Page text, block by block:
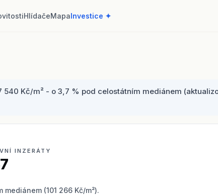
HlídačeMapaInvestice ✦
Kč/m² - o 3,7 % pod celostátním mediánem
INZERÁTY
(101 266 Kč/m²).